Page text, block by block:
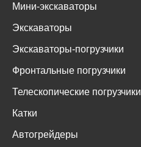
Мини-экскаваторы
Экскаваторы
Экскаваторы-погрузчики
Фронтальные погрузчики
Телескопические погрузчики
Катки
Автогрейдеры